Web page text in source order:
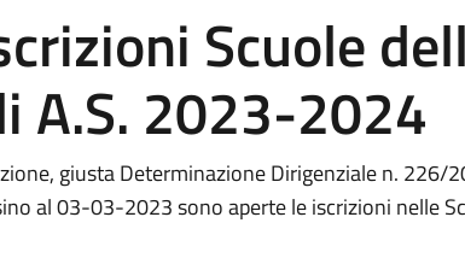
Scuole
A.S. 2023-2024
giusta Determinazione Dirigenziale n. 226/
al 03-03-2023 sono aperte le iscrizioni nelle